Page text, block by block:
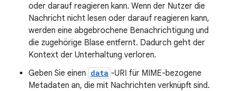
oder darauf reagieren kann. Wenn der Nutzer die
Nachricht nicht lesen oder darauf reagieren kann,
werden eine abgebrochene Benachrichtigung und
die zugehörige Blase entfernt. Dadurch geht der
Kontext der Unterhaltung verloren.
Geben Sie einen data -URI für MIME-bezogene
Metadaten an, die mit Nachrichten verknüpft sind.